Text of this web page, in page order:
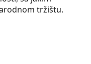
tržištu.